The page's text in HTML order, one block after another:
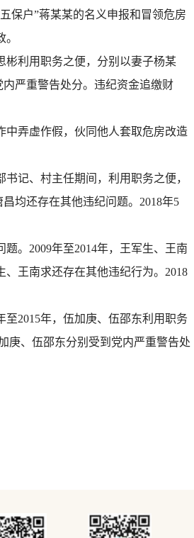
保户”蒋某某的名义申报和冒领危房
利用职务之便，分别以妻子杨某
严重警告处分。违纪资金追缴财
弄虚作假，伙同他人套取危房改造
记、村主任期间，利用职务之便，
均还存在其他违纪问题。2018年5
。2009年至2014年，王军生、王南
王南求还存在其他违纪行为。2018
2015年，伍加庚、伍邵东利用职务
庚、伍邵东分别受到党内严重警告处